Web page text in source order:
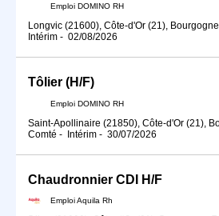
Emploi DOMINO RH
Longvic (21600), Côte-d'Or (21),
Intérim - 02/08/2026
Tôlier (H/F)
Emploi DOMINO RH
Saint-Apollinaire (21850), Côte-d'Or (21),
Comté - Intérim - 30/07/2026
Chaudronnier CDI H/F
Emploi Aquila Rh